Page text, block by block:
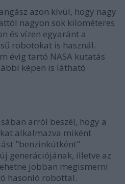
azon kívül, hogy nagy
nagyon sok kilométeres
és vízen egyaránt a
robotokat is használ.
évig tartó NASA kutatás
képen is látható
arról beszél, hogy a
alkalmazva miként
"benzinkútként"
generációjának, illetve az
jobban megismerni
hasonló robottal.